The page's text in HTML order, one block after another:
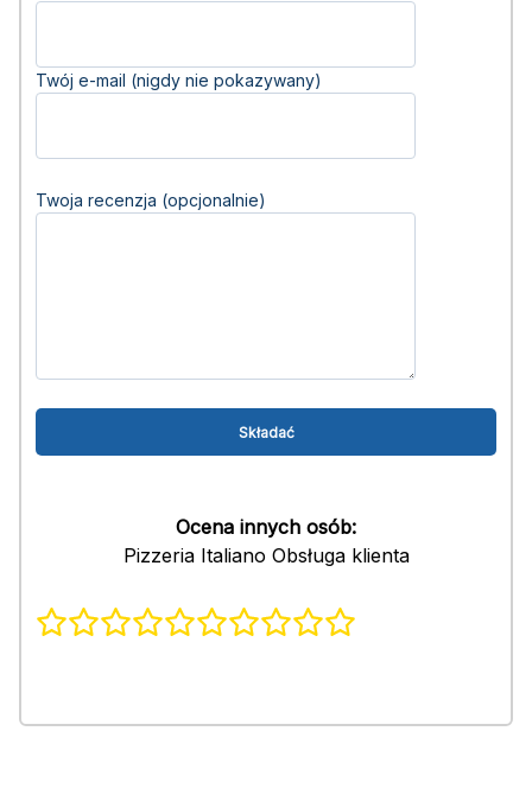
Twój e-mail (nigdy nie pokazywany)
Twoja recenzja (opcjonalnie)
Ocena innych osób:
Pizzeria Italiano Obsługa klienta